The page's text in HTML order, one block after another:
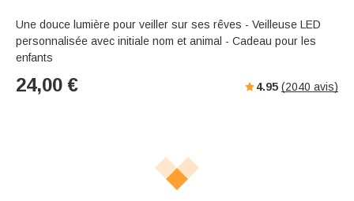
Une douce lumière pour veiller sur ses rêves - Veilleuse LED
personnalisée avec initiale nom et animal - Cadeau pour les
enfants
24,00 € 4.95 (2040 avis)